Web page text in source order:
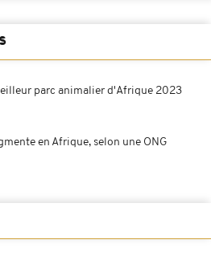
parc animalier d'Afrique 2023
en Afrique, selon une ONG